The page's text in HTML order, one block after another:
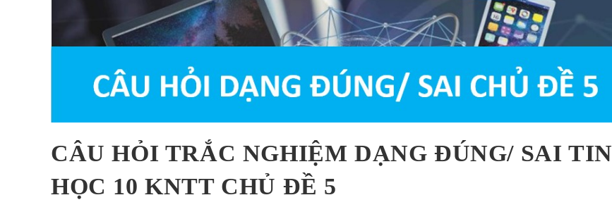
CÂU HỎI TRẮC NGHIỆM DẠNG ĐÚNG/ SAI TIN
HỌC 10 KNTT CHỦ ĐỀ 5